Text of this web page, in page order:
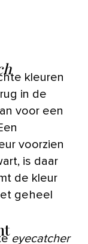
kleuren
in de
voor een
voorzien
is daar
de kleur
geheel
eyecatcher